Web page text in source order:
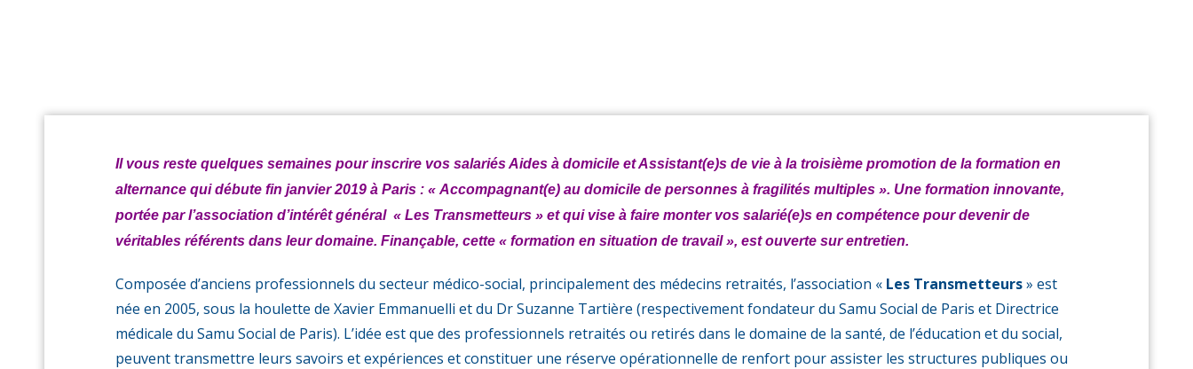
Il vous reste quelques semaines pour inscrire vos salariés Aides à domicile et Assistant(e)s de vie à la troisième promotion de la formation en
alternance qui débute fin janvier 2019 à Paris : « Accompagnant(e) au domicile de personnes à fragilités multiples ». Une formation innovante,
portée par l’association d’intérêt général « Les Transmetteurs » et qui vise à faire monter vos salarié(e)s en compétence pour devenir de
véritables référents dans leur domaine. Finançable, cette « formation en situation de travail », est ouverte sur entretien.
Composée d’anciens professionnels du secteur médico-social, principalement des médecins retraités, l’association « Les Transmetteurs» est
née en 2005, sous la houlette de Xavier Emmanuelli et du Dr Suzanne Tartière (respectivement fondateur du Samu Social de Paris et Directrice
médicale du Samu Social de Paris). L’idée est que des professionnels retraités ou retirés dans le domaine de la santé, de l’éducation et du social,
peuvent transmettre leurs savoirs et expériences et constituer une réserve opérationnelle de renfort pour assister les structures publiques ou